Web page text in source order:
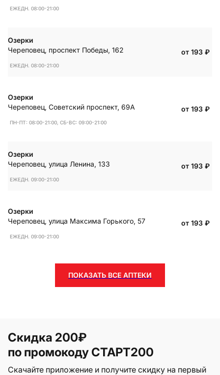
ЕЖЕДН. 08:00-21:00
Озерки
Череповец, проспект Победы, 162
ЕЖЕДН. 08:00-21:00
от 193 ₽
Озерки
Череповец, Советский проспект, 69А
ПН-ПТ: 08:00-21:00, СБ-ВС: 09:00-21:00
от 193 ₽
Озерки
Череповец, улица Ленина, 133
ЕЖЕДН. 09:00-21:00
от 193 ₽
Озерки
Череповец, улица Максима Горького, 57
ЕЖЕДН. 09:00-21:00
от 193 ₽
ПОКАЗАТЬ ВСЕ АПТЕКИ
Скидка 200₽
по промокоду СТАРТ200
Скачайте приложение и получите скидку на первый